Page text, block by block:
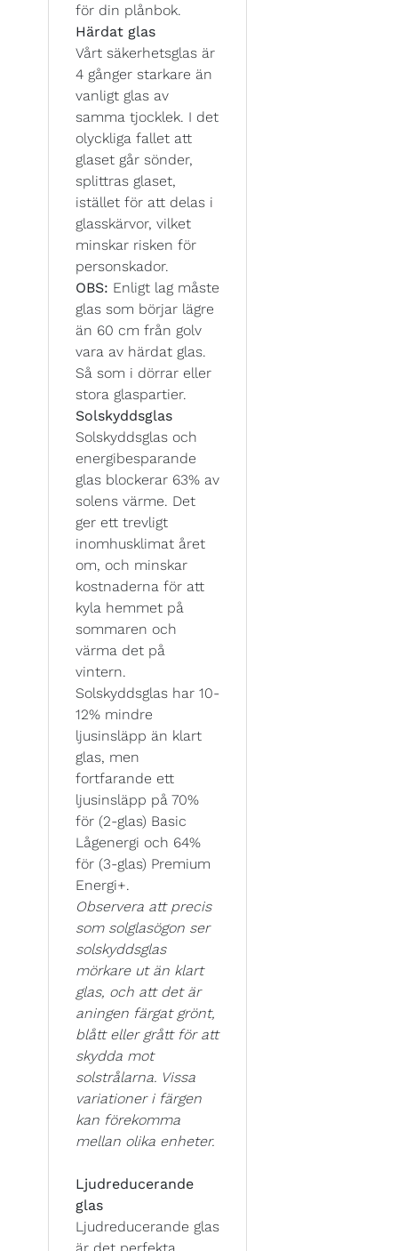
för din plånbok.
Härdat glas
Vårt säkerhetsglas är
4 gånger starkare än
vanligt glas av
samma tjocklek. I det
olyckliga fallet att
glaset går sönder,
splittras glaset,
istället för att delas i
glasskärvor, vilket
minskar risken för
personskador.
OBS: Enligt lag måste
glas som börjar lägre
än 60 cm från golv
vara av härdat glas.
Så som i dörrar eller
stora glaspartier.
Solskyddsglas
Solskyddsglas och
energibesparande
glas blockerar 63% av
solens värme. Det
ger ett trevligt
inomhusklimat året
om, och minskar
kostnaderna för att
kyla hemmet på
sommaren och
värma det på
vintern.
Solskyddsglas har 10-
12% mindre
ljusinsläpp än klart
glas, men
fortfarande ett
ljusinsläpp på 70%
för (2-glas) Basic
Lågenergi och 64%
för (3-glas) Premium
Energi+.
Observera att precis
som solglasögon ser
solskyddsglas
mörkare ut än klart
glas, och att det är
aningen färgat grönt,
blått eller grått för att
skydda mot
solstrålarna. Vissa
variationer i färgen
kan förekomma
mellan olika enheter.
Ljudreducerande
glas
Ljudreducerande glas